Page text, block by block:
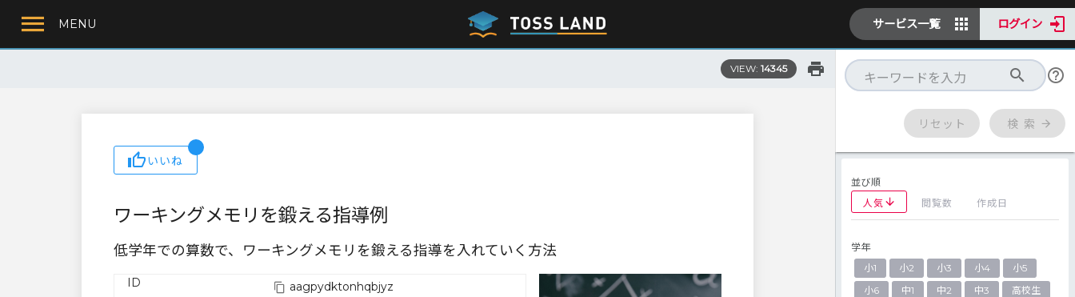
MENU サービス一覧 ログイン
VIEW: 14345
いいね
ワーキングメモリを鍛える指導例
低学年での算数で、ワーキングメモリを鍛える指導を入れていく方法
ID
aagpydktonhqbjyz
リセット 検 索
並び順
人気
閲覧数 作成日
学年
小1
小2 小3 小4
小5
小6
中1 中2 中3
高校生